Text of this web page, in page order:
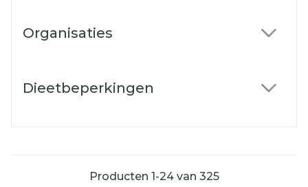
Organisaties
Dieetbeperkingen
Producten 1-24van 325